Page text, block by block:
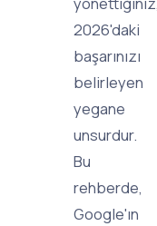
2026'daki
başarınızı
belirleyen
yegane
unsurdur.
Bu
rehberde,
Google'ın